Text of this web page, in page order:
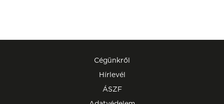
Cégünkről
Hírlevél
ÁSZF